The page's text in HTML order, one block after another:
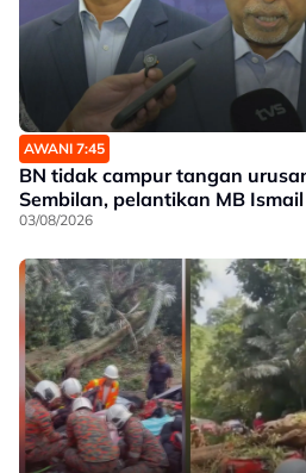
AWANI 7:45
BN tidak campur tangan
Sembilan, pelantikan MB
03/08/2026